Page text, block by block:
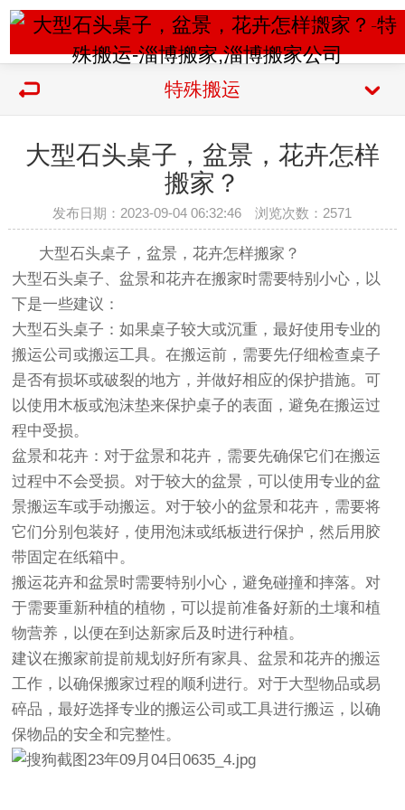
特殊搬运
大型石头桌子，盆景，花卉怎样
搬家？
发布日期：2023-09-04 06:32:46 浏览次数： 2571
大型石头桌子，盆景，花卉怎样搬家？
大型石头桌子、盆景和花卉在搬家时需要特别小心，以
下是一些建议：
大型石头桌子：如果桌子较大或沉重，最好使用专业的
搬运公司或搬运工具。在搬运前，需要先仔细检查桌子
是否有损坏或破裂的地方，并做好相应的保护措施。可
以使用木板或泡沫垫来保护桌子的表面，避免在搬运过
程中受损。
盆景和花卉：对于盆景和花卉，需要先确保它们在搬运
过程中不会受损。对于较大的盆景，可以使用专业的盆
景搬运车或手动搬运。对于较小的盆景和花卉，需要将
它们分别包装好，使用泡沫或纸板进行保护，然后用胶
带固定在纸箱中。
搬运花卉和盆景时需要特别小心，避免碰撞和摔落。对
于需要重新种植的植物，可以提前准备好新的土壤和植
物营养，以便在到达新家后及时进行种植。
建议在搬家前提前规划好所有家具、盆景和花卉的搬运
工作，以确保搬家过程的顺利进行。对于大型物品或易
碎品，最好选择专业的搬运公司或工具进行搬运，以确
保物品的安全和完整性。